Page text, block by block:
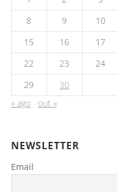
8
9 10
15
16 17
22
23 24
29
30
« ago
out »
NEWSLETTER
Email